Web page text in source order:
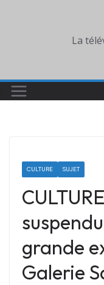
La
CULTURE SUJET
grande
Galerie